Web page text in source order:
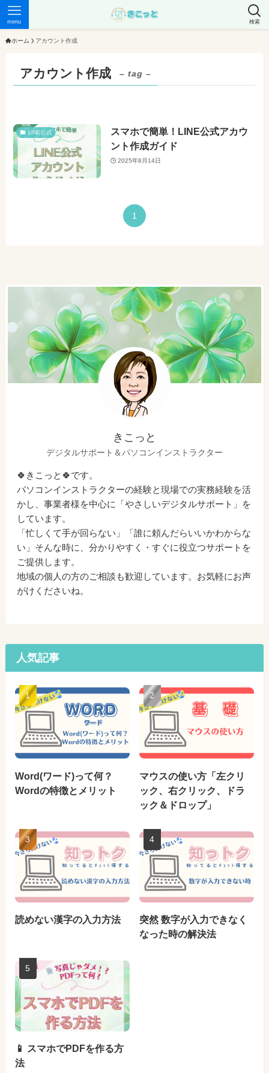
検索
menu
ホーム アカウント作成
アカウント作成 – tag –
LINE公式
スマホで簡単！LINE公式アカウ
ント作成ガイド
2025年8月14日
1
きこっと
デジタルサポート＆パソコンインストラクター
🍀きこっと🍀です。
パソコンインストラクターの経験と現場での実務経験を活
かし、事業者様を中心に「やさしいデジタルサポート」を
しています。
「忙しくて手が回らない」「誰に頼んだらいいかわからな
い」そんな時に、分かりやすく・すぐに役立つサポートを
ご提供します。
地域の個人の方のご相談も歓迎しています。お気軽にお声
がけくださいね。
人気記事
Word(ワード)って何？
Wordの特徴とメリット
マウスの使い方「左クリ
ック、右クリック、ドラ
ック＆ドロップ」
読めない漢字の入力方法
突然 数字が入力できなく
なった時の解決法
📱 スマホでPDFを作る方
法